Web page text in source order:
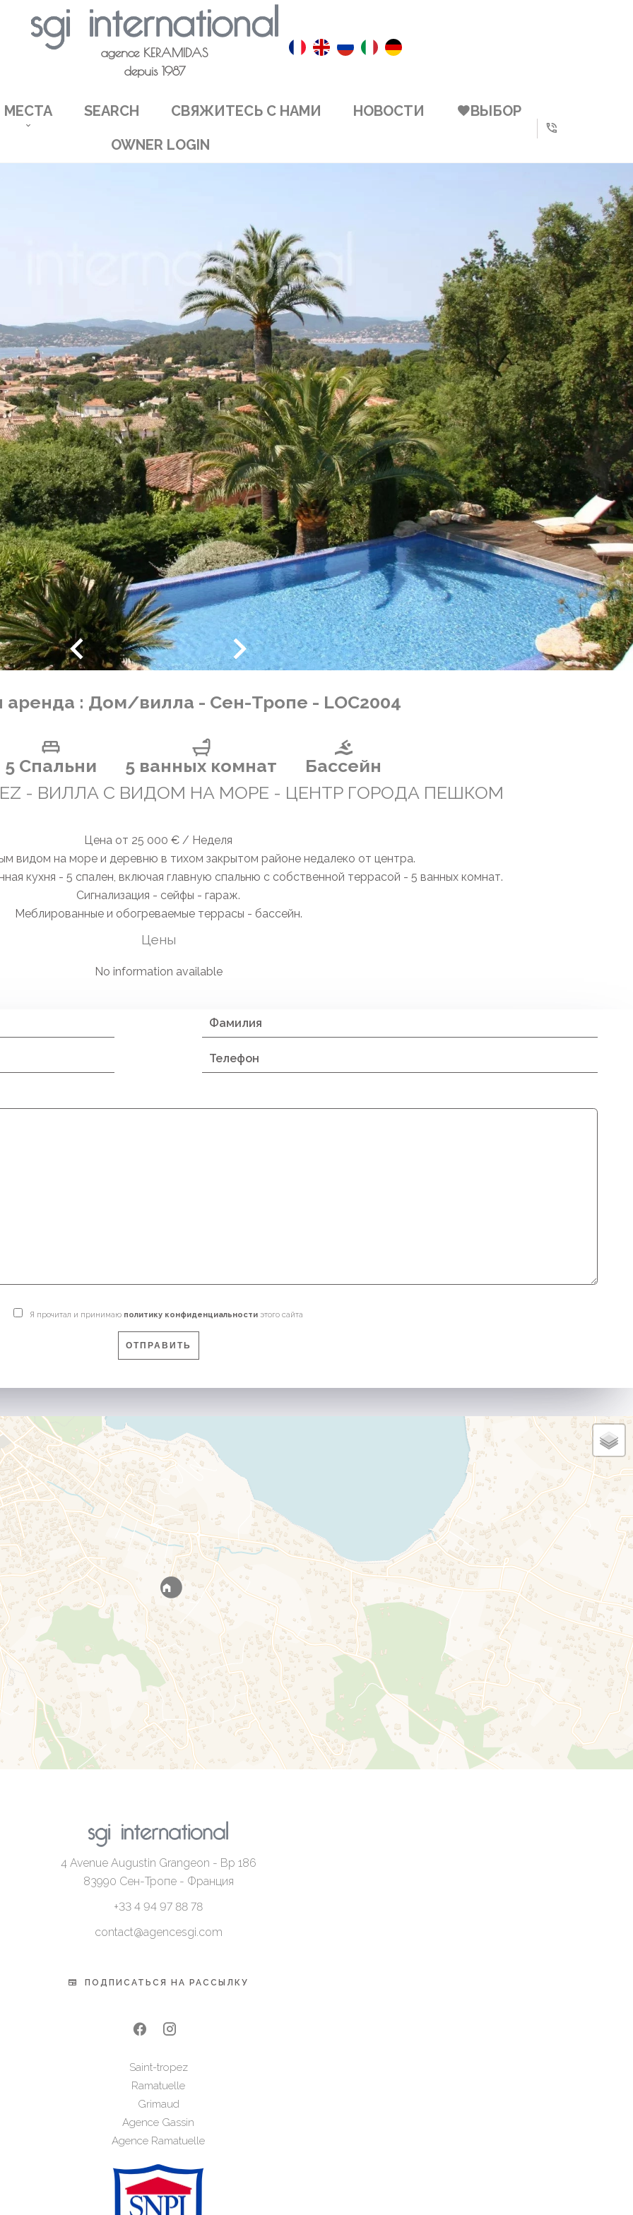
agence KERAMIDAS
depuis 1987
МЕСТА SEARCH СВЯЖИТЕСЬ С НАМИ НОВОСТИ
ВЫБОР
OWNER LOGIN
аренда : Дом/вилла - Сен-Тропе - LOC2004
5 Спальни 5 ванных комнат
Бассейн
- ВИЛЛА С ВИДОМ НА МОРЕ - ЦЕНТР ГОРОДА ПЕШКОМ
Цена от 25 000 € / Неделя
видом на море и деревню в тихом закрытом районе недалеко от центра.
кухня - 5 спален, включая главную спальню с собственной террасой - 5 ванных комнат.
Сигнализация - сейфы - гараж.
Меблированные и обогреваемые террасы - бассейн.
Цены
No information available
Я прочитал и принимаю политику конфиденциальности этого сайта
ОТПРАВИТЬ
4 Avenue Augustin Grangeon - Bp 186
83990 Сен-Тропе - Франция
+33 4 94 97 88 78
contact@agencesgi.com
ПОДПИСАТЬСЯ НА РАССЫЛКУ
Saint-tropez
Ramatuelle
Grimaud
Agence Gassin
Agence Ramatuelle